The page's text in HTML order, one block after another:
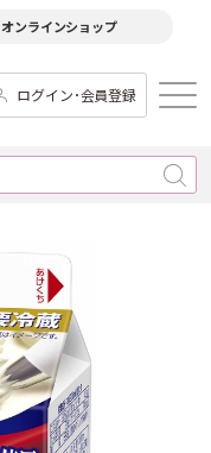
オンラインショップ
ログイン･会員登録